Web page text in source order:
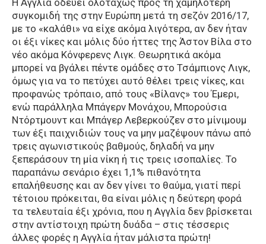
συγκομιδή της στην Ευρώπη μετά τη σεζόν 2016/17,
με το «καλάθι» να είχε ακόμα λιγότερα, αν δεν ήταν
οι έξι νίκες και μόλις δύο ήττες της Άστον Βίλα στο
νέο ακόμα Κόνφερενς Λιγκ. Θεωρητικά ακόμα
μπορεί να βγάλει πέντε ομάδες στο Τσάμπιονς Λιγκ,
όμως για να το πετύχει αυτό θέλει τρεις νίκες, και
προφανώς τρόπαιο, από τους «Βίλανς» του Έμερι,
ενώ παράλληλα Μπάγερν Μονάχου, Μπορούσια
Ντόρτμουντ και Μπάγερ Λεβερκούζεν στο μίνιμουμ
των έξι παιχνιδιών τους να μην μαζέψουν πάνω από
τρεις αγωνιστικούς βαθμούς, δηλαδή να μην
ξεπεράσουν τη μία νίκη ή τις τρεις ισοπαλίες. Το
παραπάνω σενάριο έχει 1,1% πιθανότητα
επαλήθευσης και αν δεν γίνει το θαύμα, γιατί περί
τέτοιου πρόκειται, θα είναι μόλις η δεύτερη φορά
τα τελευταία έξι χρόνια, που η Αγγλία δεν βρίσκεται
στην αντίστοιχη πρώτη δυάδα – στις τέσσερις
άλλες φορές η Αγγλία ήταν μάλιστα πρώτη!